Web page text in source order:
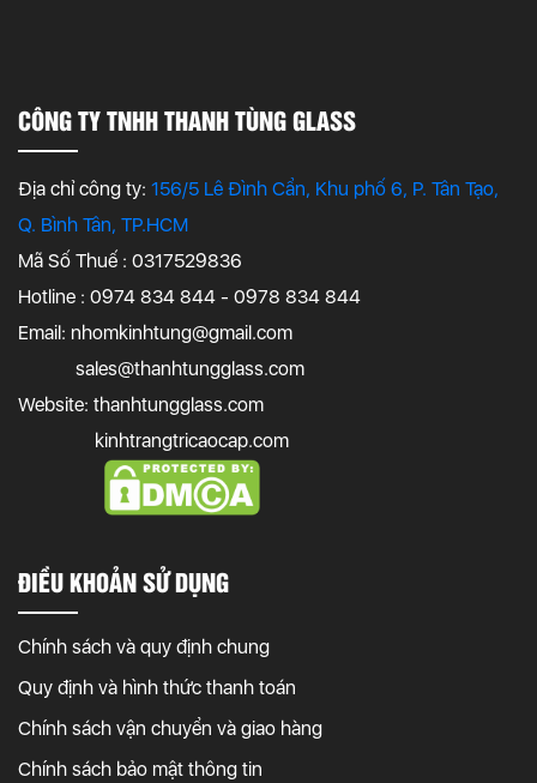
CÔNG TY TNHH THANH TÙNG GLASS
Địa chỉ công ty: 156/5 Lê Đình Cẩn, Khu phố 6, P. Tân Tạo,
Q. Bình Tân, TP.HCM
Mã Số Thuế : 0317529836
Hotline : 0974 834 844 - 0978 834 844
Email: nhomkinhtung@gmail.com
sales@thanhtungglass.com
Website: thanhtungglass.com
kinhtrangtricaocap.com
ĐIỀU KHOẢN SỬ DỤNG
Chính sách và quy định chung
Quy định và hình thức thanh toán
Chính sách vận chuyển và giao hàng
Chính sách bảo mật thông tin